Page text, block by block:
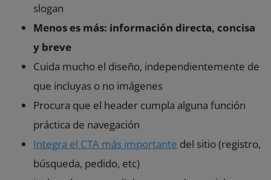
slogan
Menos es más: información directa, concisa
y breve
Cuida mucho el diseño, independientemente de
que incluyas o no imágenes
Procura que el header cumpla alguna función
práctica de navegación
Integra el CTA más importante del sitio (registro,
búsqueda, pedido, etc)